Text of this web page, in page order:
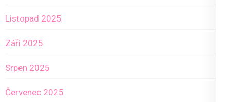
Listopad 2025
Září 2025
Srpen 2025
Červenec 2025